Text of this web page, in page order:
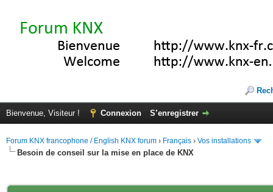
Bienvenue, Visiteur ! Connexion S’enregistrer
Forum KNX francophone / English KNX forum › Français › Vos installations
Besoin de conseil sur la mise en place de KNX